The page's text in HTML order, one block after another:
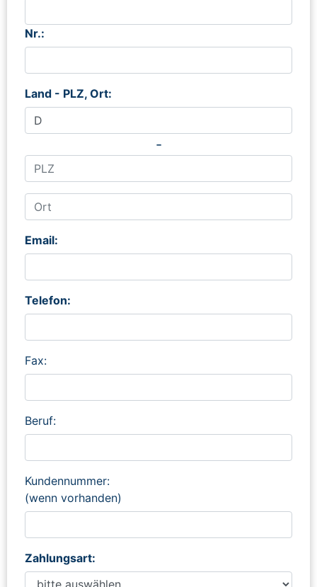
Nr.:
Land - PLZ, Ort:
-
Email:
Telefon:
Fax:
Beruf:
Kundennummer:
(wenn vorhanden)
Zahlungsart: